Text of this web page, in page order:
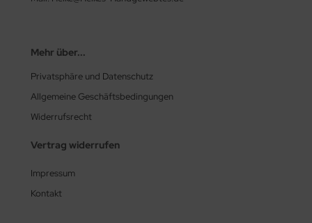
Mehr über...
Privatsphäre und Datenschutz
Allgemeine Geschäftsbedingungen
Widerrufsrecht
Vertrag widerrufen
Impressum
Kontakt